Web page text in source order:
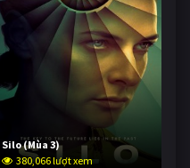
Silo (Mùa 3)
380,066 lượt xem